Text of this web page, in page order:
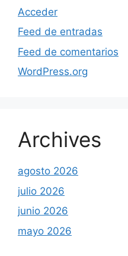
Acceder
Feed de entradas
Feed de comentarios
WordPress.org
Archives
agosto 2026
julio 2026
junio 2026
mayo 2026